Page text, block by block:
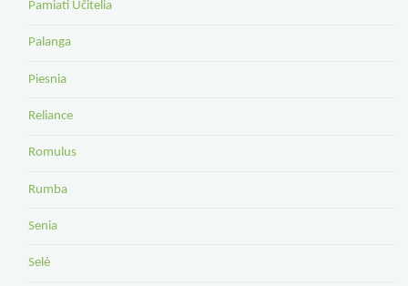
Pamiati Učitelia
Palanga
Piesnia
Reliance
Romulus
Rumba
Senia
Selė